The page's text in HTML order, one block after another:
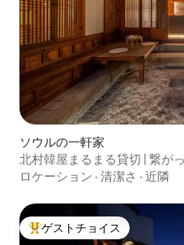
ソウルの一軒家
北村韓屋まるまる貸切 | 繋が
ロケーション · 清潔さ · 近隣
大好評のゲストチョイスです。
ゲストチョイス